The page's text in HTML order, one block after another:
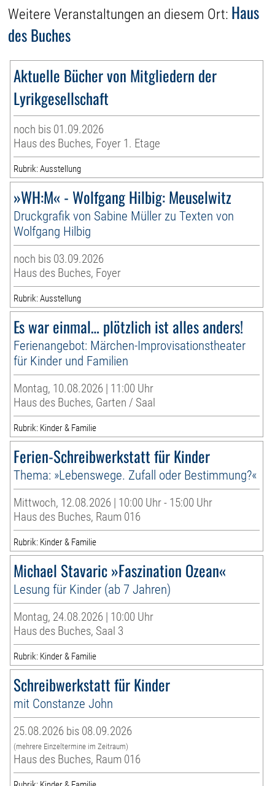
Weitere Veranstaltungen an diesem Ort: Haus
des Buches
Aktuelle Bücher von Mitgliedern der
Lyrikgesellschaft
noch bis 01.09.2026
Haus des Buches, Foyer 1. Etage
Rubrik: Ausstellung
»WH:M« - Wolfgang Hilbig: Meuselwitz
Druckgrafik von Sabine Müller zu Texten von
Wolfgang Hilbig
noch bis 03.09.2026
Haus des Buches, Foyer
Rubrik: Ausstellung
Es war einmal… plötzlich ist alles anders!
Ferienangebot: Märchen-Improvisationstheater
für Kinder und Familien
Montag, 10.08.2026 | 11:00 Uhr
Haus des Buches, Garten / Saal
Rubrik: Kinder & Familie
Ferien-Schreibwerkstatt für Kinder
Thema: »Lebenswege. Zufall oder Bestimmung?«
Mittwoch, 12.08.2026 | 10:00 Uhr - 15:00 Uhr
Haus des Buches, Raum 016
Rubrik: Kinder & Familie
Michael Stavaric »Faszination Ozean«
Lesung für Kinder (ab 7 Jahren)
Montag, 24.08.2026 | 10:00 Uhr
Haus des Buches, Saal 3
Rubrik: Kinder & Familie
Schreibwerkstatt für Kinder
mit Constanze John
25.08.2026 bis 08.09.2026
(mehrere Einzeltermine im Zeitraum)
Haus des Buches, Raum 016